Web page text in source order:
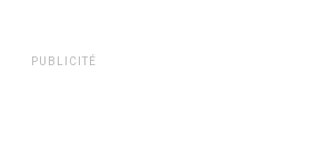
PUBLICITÉ